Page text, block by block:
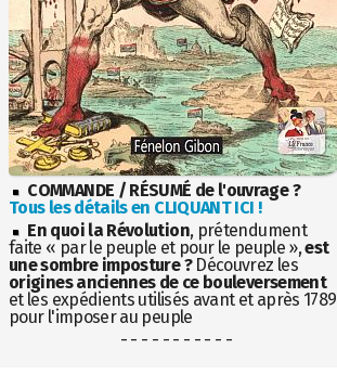
COMMANDE / RÉSUMÉ de l'ouvrage ?
Tous les détails en CLIQUANT ICI !
En quoi la Révolution, prétendument
faite « par le peuple et pour le peuple »,est
une sombre imposture ?Découvrez les
origines anciennes de ce bouleversement
et les expédients utilisés avant et après 1789
pour l'imposer au peuple
- - - - - - - - - - -